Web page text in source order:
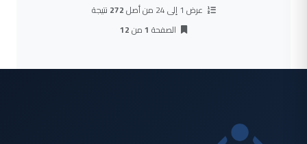
عرض 1 إلى 24 من أصل 272 نتيجة
الصفحة 1من12